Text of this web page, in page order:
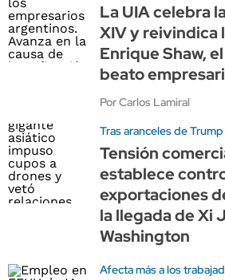
La UIA celebra
XIV y reivindica
Enrique Shaw,
beato
Por Carlos Lamiral
Tras aranceles de Trump
Tensión
establece
exportaciones
la llegada de Xi
Washington
Afecta más a los